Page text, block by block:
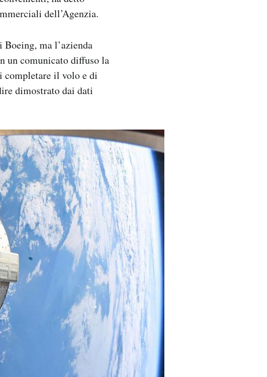
dell’Agenzia.
ma l’azienda
un comunicato diffuso la
completare il volo e di
dimostrato dai dati